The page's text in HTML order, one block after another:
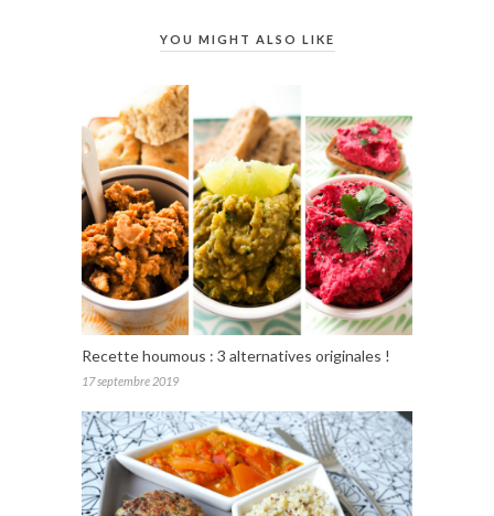
YOU MIGHT ALSO LIKE
Recette houmous : 3 alternatives originales !
17 septembre 2019